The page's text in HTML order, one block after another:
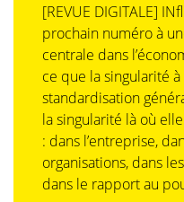
[REVUE DIGITALE]
prochain numéro à
centrale dans
ce que la singularité à
standardisation
la singularité là où
: dans l’entreprise,
organisations, dans
dans le rapport au